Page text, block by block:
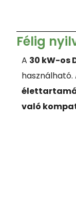
Félig
A 30 kW-os
való